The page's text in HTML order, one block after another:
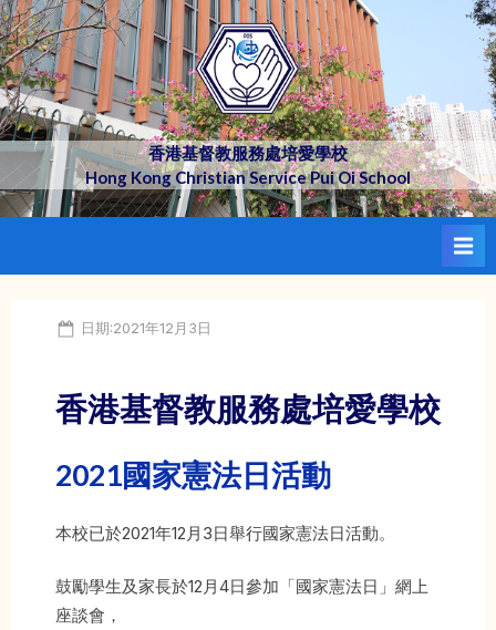
Skip
to
content
香港基督教服務處培愛學校
Hong Kong Christian Service Pui Oi School
Posted
日期:2021年12月3日
香港基督教服務處培愛學校
2021國家憲法日活動
本校已於2021年12月3日舉行國家憲法日活動。
鼓勵學生及家長於12月4日參加「國家憲法日」網上
座談會，